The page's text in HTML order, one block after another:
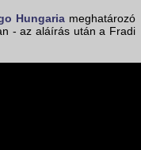
Hungaria meghatározó
- az aláírás után a Fradi